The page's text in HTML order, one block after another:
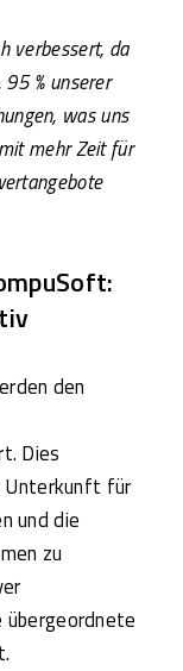
verbessert, da
% unserer
was uns
mehr Zeit für
den
Dies
Unterkunft für
und die
zu